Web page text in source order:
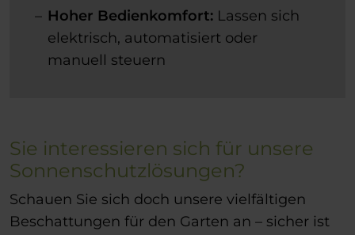
Hoher Bedienkomfort: Lassen sich
elektrisch, automatisiert oder
manuell steuern
Sie interessieren sich für unsere
Sonnenschutzlösungen?
Schauen Sie sich doch unsere vielfältigen
Beschattungen für den Garten an – sicher ist